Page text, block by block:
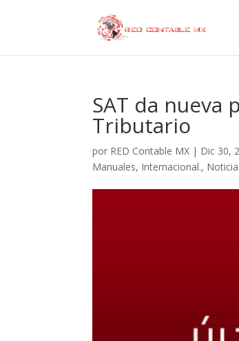
SAT da nueva
Tributario
por RED Contable MX | Dic 30,
Manuales, Internacional.,